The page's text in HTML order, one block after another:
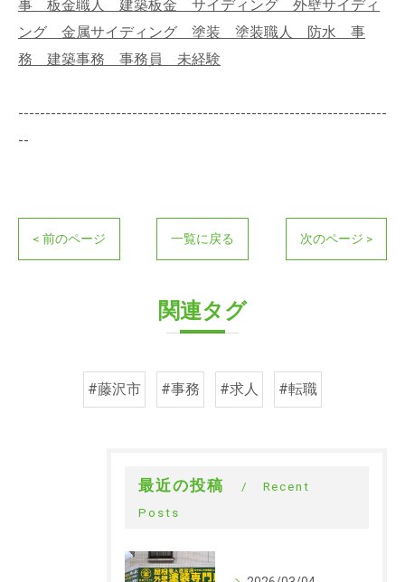
事 板金職人 建築板金 サイディング 外壁サイディ
ング 金属サイディング 塗装 塗装職人 防水 事
務 建築事務 事務員 未経験
--------------------------------------------------------------------
--
< 前のページ 一覧に戻る 次のページ >
関連タグ
#藤沢市 #事務 #求人 #転職
最近の投稿
Recent
Posts